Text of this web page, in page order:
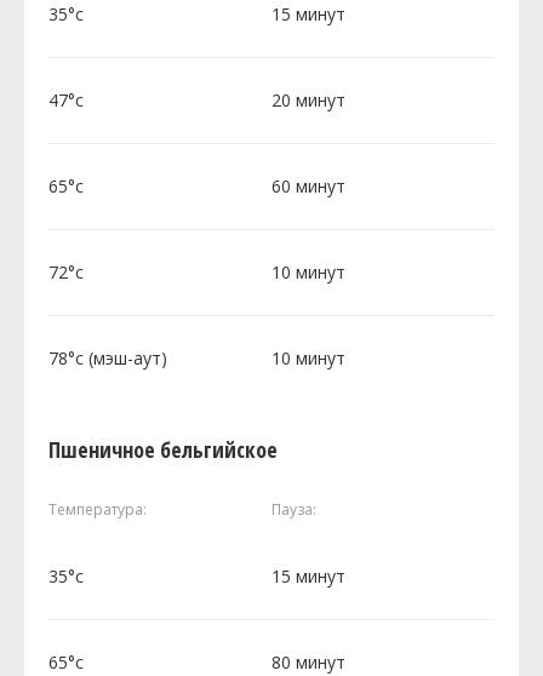
35°c 15 минут
47°c 20 минут
65°c 60 минут
72°c 10 минут
78°c (мэш-аут) 10 минут
Пшеничное бельгийское
Температура: Пауза:
35°c 15 минут
65°c 80 минут